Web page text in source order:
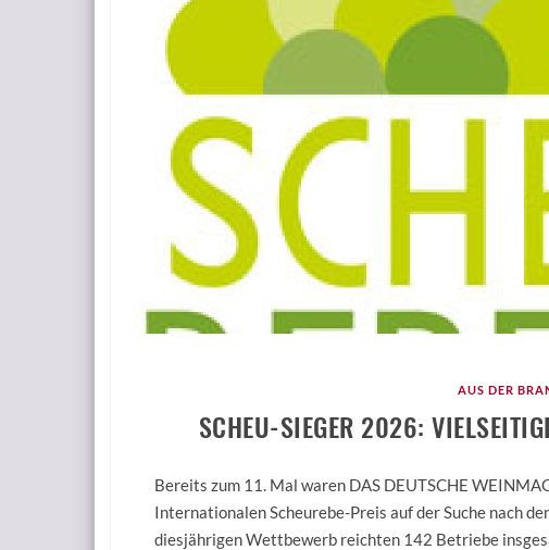
AUS DER
SCHEU-SIEGER 2026:
Bereits zum 11. Mal waren DAS DEUTSCHE
Internationalen Scheurebe-Preis auf der Suche nach
diesjährigen Wettbewerb reichten 142 Betriebe